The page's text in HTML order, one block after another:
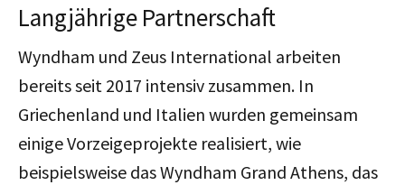
Langjährige Partnerschaft
Wyndham und Zeus International arbeiten
bereits seit 2017 intensiv zusammen. In
Griechenland und Italien wurden gemeinsam
einige Vorzeigeprojekte realisiert, wie
beispielsweise das Wyndham Grand Athens, das